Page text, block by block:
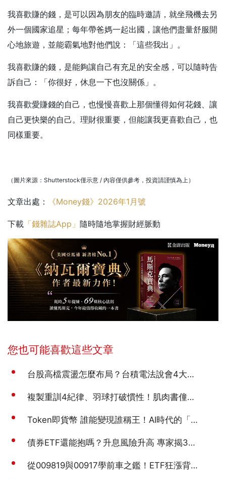
我喜歡賺的錢，是可以因為朋友的臨時邀請，就坐飛機去另
外一個國家追星；每年帶爸媽一起出國，讓他們盡量舒服開
心地旅遊，並能霸氣地對他們說：「這些我出」。
我喜歡賺的錢，是能夠讓自己有充足的安全感，可以隨時告
訴自己：「你很好，休息一下也沒關係」。
我喜歡愛賺錢的自己，也慢慢喜歡上那個懂得如何花錢、讓
自己更快樂的自己。理財很重要，但能讓我更喜歡自己，也
同樣重要。
（圖片來源：Shutterstock僅示意 / 內容僅供參考，投資請謹慎為上）
文章出處： 《Money錢》2026年1月號
下載 「錢雜誌App」 隨時隨地掌握財經脈動